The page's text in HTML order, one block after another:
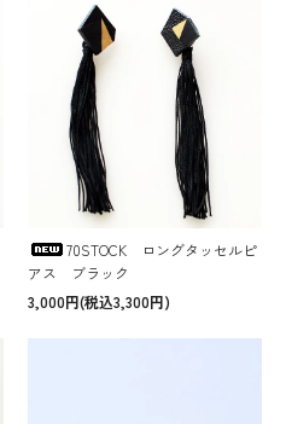
70STOCK ロングタッセルピ
アス ブラック
3,000円(税込3,300円)